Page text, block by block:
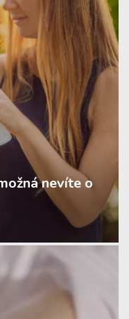
nevíte o